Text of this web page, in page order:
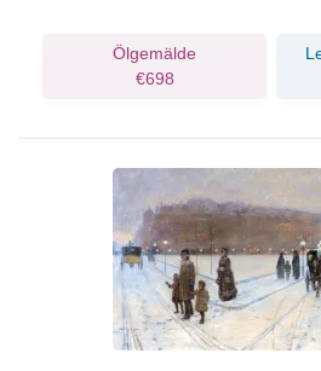
Ölgemälde
€698